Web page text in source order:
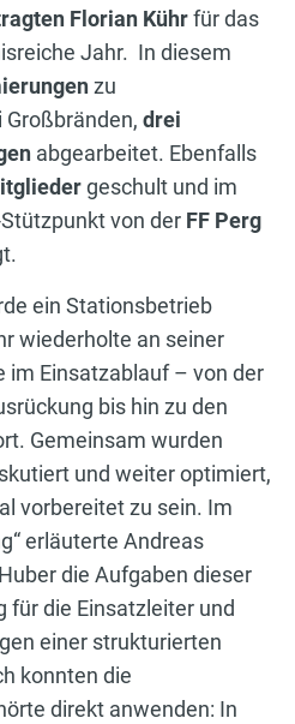
Florian Kührfür das
Jahr. In diesem
zu
drei
abgearbeitet. Ebenfalls
geschult und im
von der FF Perg
ein Stationsbetrieb
wiederholte an seiner
im Einsatzablauf – von der
bis hin zu den
Gemeinsam wurden
und weiter optimiert,
vorbereitet zu sein. Im
erläuterte Andreas
die Aufgaben dieser
die Einsatzleiter und
einer strukturierten
konnten die
direkt anwenden: In